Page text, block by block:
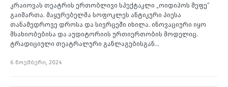
კრაიოვას თეატრის ერთობლივი სპექტაკლი „ოიდიპოს მეფე”
გაიმართა. მაყურებელმა სოფოკლეს ანტიკური პიესა
თანამედროვე დროსა და სივრცეში იხილა. ინოვაციური იყო
მსახიობებისა და აუდიტორიის ურთიერთობის მოდელიც.
ტრადიციული თეატრალური განლაგებისგან…
6 ნოემბერი, 2024